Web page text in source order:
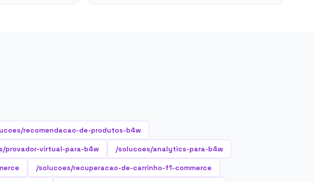
recomendacao-de-produtos-b4w
provador-virtual-para-b4w /solucoes/analytics-para-b4w
/solucoes/recuperacao-de-carrinho-f1-commerce